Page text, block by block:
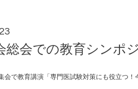
総会での教育シンポ
会で教育講演「 専門医試験対策にも役立つ！